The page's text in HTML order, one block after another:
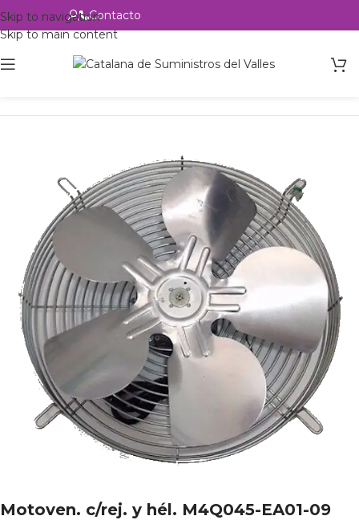
Skip to navigation
Skip to main content
Contacto
Motoven. c/rej. y hél. M4Q045-EA01-09